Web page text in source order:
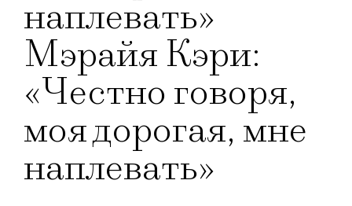
наплевать»
Мэрайя Кэри:
«Честно говоря,
моя дорогая, мне
наплевать»